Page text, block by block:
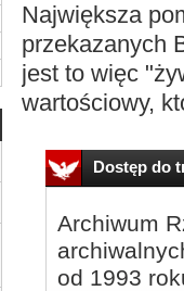
Największa
przekazanych
jest to więc
wartościowy,
Dostęp do
Archiwum
od 1993